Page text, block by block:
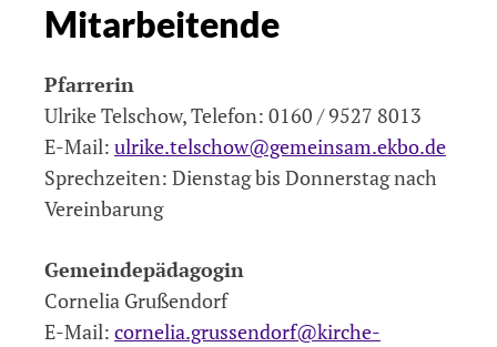
Mitarbeitende
Pfarrerin
Ulrike Telschow, Telefon: 0160 / 9527 8013
E-Mail: ulrike.telschow@gemeinsam.ekbo.de
Sprechzeiten: Dienstag bis Donnerstag nach
Vereinbarung
Gemeindepädagogin
Cornelia Grußendorf
E-Mail: cornelia.grussendorf@kirche-